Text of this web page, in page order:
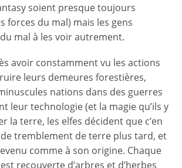
soient presque toujours
forces du mal) mais les gens
mal à les voir autrement.
avoir constamment vu les actions
leurs demeures forestières,
nations dans des guerres
leur technologie (et la magie qu’ils y
la terre, les elfes décident que c’en
tremblement de terre plus tard, et
comme à son origine. Chaque
recouverte d’arbres et d’herbes